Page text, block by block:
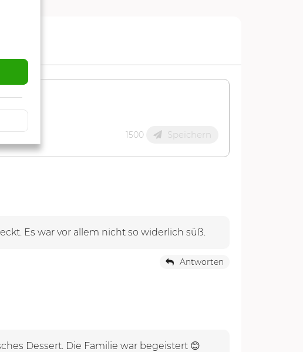
1500 Speichern
Es war vor allem nicht so widerlich süß.
Antworten
Dessert. Die Familie war begeistert 😊